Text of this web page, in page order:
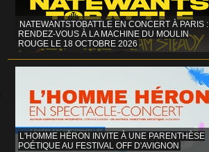
NATEWANTSTOBATTLE EN CONCERT À PARIS :
RENDEZ-VOUS À LA MACHINE DU MOULIN
ROUGE LE 18 OCTOBRE 2026
L'HOMME HÉRON INVITE À UNE PARENTHÈSE
POÉTIQUE AU FESTIVAL OFF D'AVIGNON